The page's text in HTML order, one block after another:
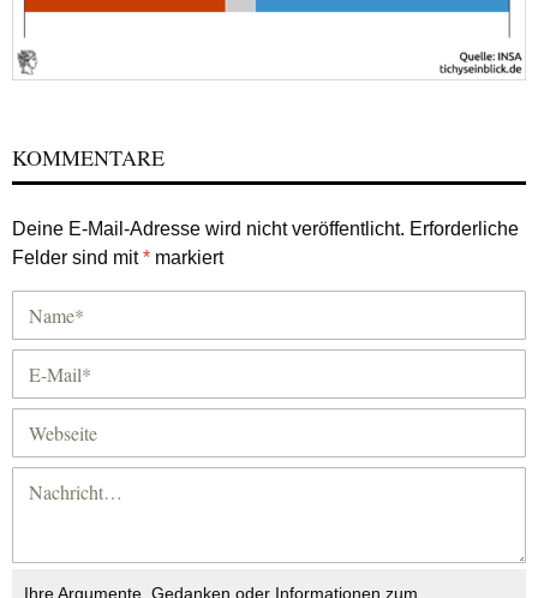
KOMMENTARE
Deine E-Mail-Adresse wird nicht veröffentlicht. Erforderliche
Felder sind mit* markiert
Ihre Argumente, Gedanken oder Informationen zum